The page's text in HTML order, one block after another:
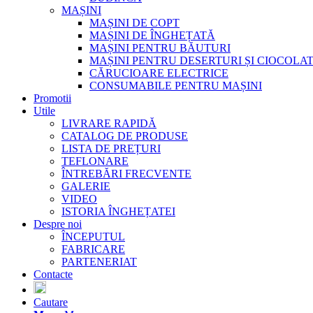
MAȘINI
MAȘINI DE COPT
MAȘINI DE ÎNGHEȚATĂ
MAȘINI PENTRU BĂUTURI
MAȘINI PENTRU DESERTURI ȘI
CĂRUCIOARE ELECTRICE
CONSUMABILE PENTRU MAȘINI
Promotii
Utile
LIVRARE RAPIDĂ
CATALOG DE PRODUSE
LISTA DE PREȚURI
TEFLONARE
ÎNTREBĂRI FRECVENTE
GALERIE
VIDEO
ISTORIA ÎNGHEȚATEI
Despre noi
ÎNCEPUTUL
FABRICARE
PARTENERIAT
Contacte
Cautare